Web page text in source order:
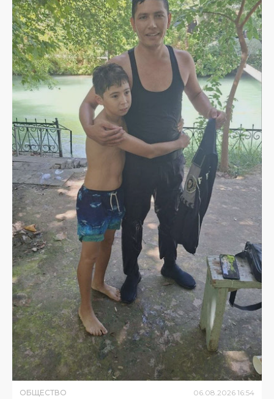
ОБЩЕСТВО 06.08.2026 16:54